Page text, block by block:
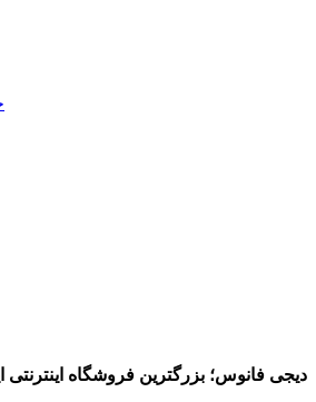
دیجی فانوس؛ بزرگترین فروشگاه اینترنتی